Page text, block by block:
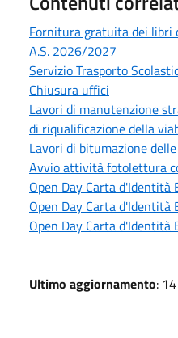
Fornitura gratuita dei libri
A.S. 2026/2027
Servizio Trasporto
Chiusura uffici
Lavori di manutenzione
di riqualificazione della
Lavori di bitumazione
Avvio attività fotolettura
Open Day Carta d'Identità
Open Day Carta d'Identità
Open Day Carta d'Identità
Ultimo aggiornamento: